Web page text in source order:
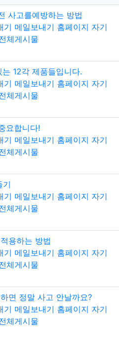
사고를예방하는 방법
기 메일보내기 홈페이지 자기
체게시물
12각 제품들입니다.
기 메일보내기 홈페이지 자기
체게시물
요합니다!
기 메일보내기 홈페이지 자기
체게시물
기
기 메일보내기 홈페이지 자기
체게시물
용하는 방법
기 메일보내기 홈페이지 자기
체게시물
면 정말 사고 안날까요?
기 메일보내기 홈페이지 자기
체게시물